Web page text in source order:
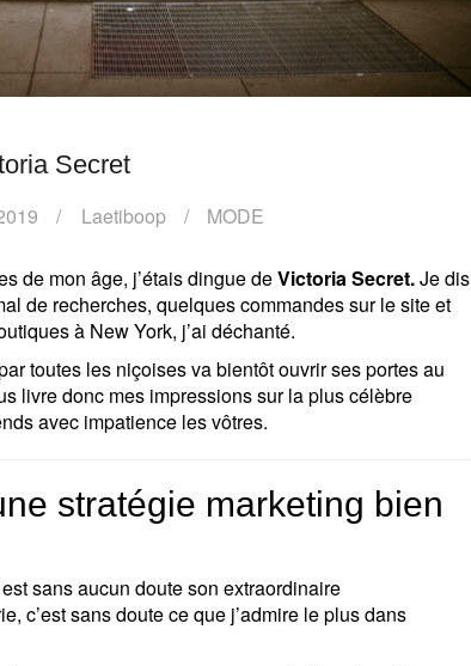
Secret
Laetiboop MODE
de mon âge, j’étais dingue deVictoria Secret.Je dis
de recherches, quelques commandes sur le site et
à New York, j’ai déchanté.
toutes les niçoises va bientôt ouvrir ses portes au
livre donc mes impressions sur la plus célèbre
avec impatience les vôtres.
stratégie marketing bien
sans aucun doute son extraordinaire
c’est sans doute ce que j’admire le plus dans